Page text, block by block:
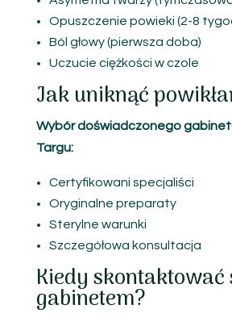
Opuszczenie powieki (2-8
Ból głowy (pierwsza doba)
Uczucie ciężkości w czole
Jak uniknąć
Wybór doświadczonego
Targu:
Certyfikowani specjaliści
Oryginalne preparaty
Sterylne warunki
Szczegółowa konsultacja
Kiedy skontaktować
gabinetem?